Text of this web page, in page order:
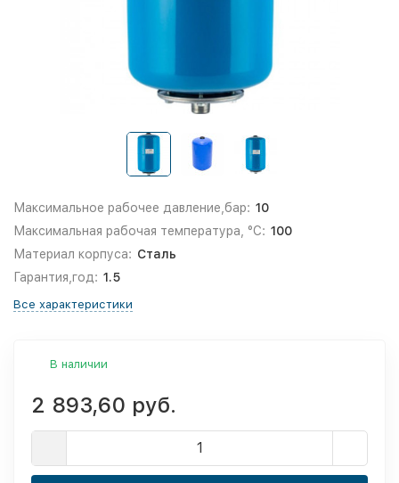
Максимальное рабочее давление,бар: 10
Максимальная рабочая температура, °С: 100
Материал корпуса: Сталь
Гарантия,год: 1.5
Все характеристики
В наличии
2 893,60 руб.